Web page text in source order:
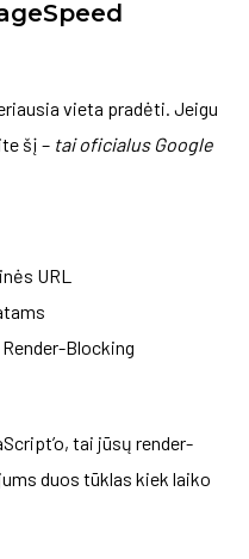
vieta pradėti. Jeigu
šį – tai oficialus Google
URL
Blocking
tai jūsų render-
duos tūklas kiek laiko